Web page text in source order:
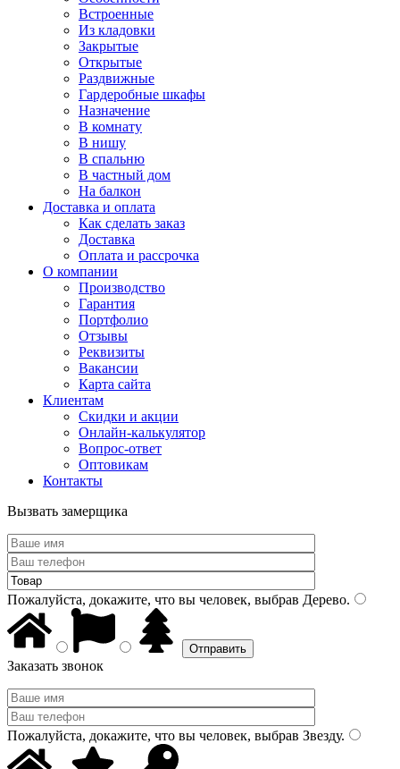
Встроенные
Из кладовки
Закрытые
Открытые
Раздвижные
Гардеробные шкафы
Назначение
В комнату
В нишу
В спальню
В частный дом
На балкон
Доставка и оплата
Как сделать заказ
Доставка
Оплата и рассрочка
О компании
Производство
Гарантия
Портфолио
Отзывы
Реквизиты
Вакансии
Карта сайта
Клиентам
Скидки и акции
Онлайн-калькулятор
Вопрос-ответ
Оптовикам
Контакты
Вызвать замерщика
Пожалуйста, докажите, что вы человек, выбрав Дерево.
Заказать звонок
Пожалуйста, докажите, что вы человек, выбрав Звезду.